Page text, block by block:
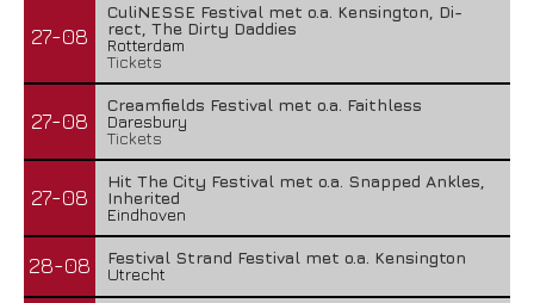
27-08
CuliNESSE Festival met o.a. Kensington, Di-
rect, The Dirty Daddies
Rotterdam
Tickets
27-08
Creamfields Festival met o.a. Faithless
Daresbury
Tickets
27-08
Hit The City Festival met o.a. Snapped Ankles,
Inherited
Eindhoven
28-08
Festival Strand Festival met o.a. Kensington
Utrecht